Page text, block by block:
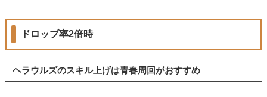
ドロップ率2倍時
ヘラウルズのスキル上げは青春周回がおすすめ